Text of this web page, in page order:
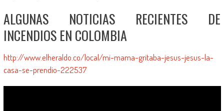
ALGUNAS NOTICIAS RECIENTES DE
INCENDIOS EN COLOMBIA
http://www.elheraldo.co/local/mi-mama-gritaba-jesus-jesus-la-
casa-se-prendio-222537